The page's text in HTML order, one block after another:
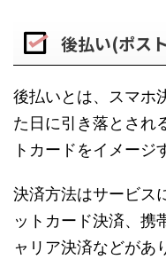
後払い(ポス
後払いとは、スマホ
た日に引き落とされ
トカードをイメージ
決済方法はサービス
ットカード決済、携
ャリア決済などがあ